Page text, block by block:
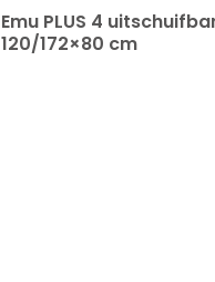
Emu PLUS 4
120/172×80 cm